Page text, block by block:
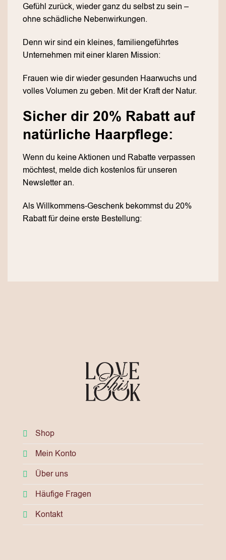
Gefühl zurück, wieder ganz du selbst zu sein –
ohne schädliche Nebenwirkungen.
Denn wir sind ein kleines, familiengeführtes
Unternehmen mit einer klaren Mission:
Frauen wie dir wieder gesunden Haarwuchs und
volles Volumen zu geben. Mit der Kraft der Natur.
Sicher dir 20% Rabatt auf
natürliche Haarpflege:
Wenn du keine Aktionen und Rabatte verpassen
möchtest, melde dich kostenlos für unseren
Newsletter an.
Als Willkommens-Geschenk bekommst du 20%
Rabatt für deine erste Bestellung:
Shop
Mein Konto
Über uns
Häufige Fragen
Kontakt